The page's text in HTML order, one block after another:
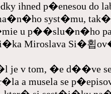
ihned p�enesou do
syst�mu,
u p��slu�n�ho
Miroslava Si�횝
je v tom, �e d��ve
a musela se